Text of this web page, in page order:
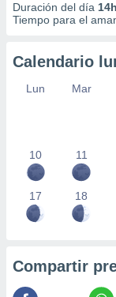
Duración del día
Tiempo para el
Calendario
Lun Mar
10 11
17 18
Compartir